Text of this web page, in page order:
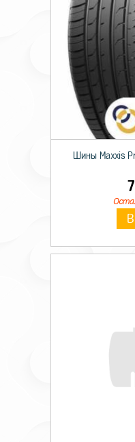
Шины Maxxis